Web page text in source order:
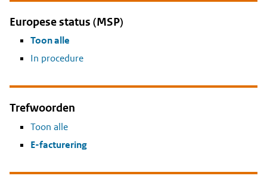
Europese status (MSP)
Toon alle
In procedure
Trefwoorden
Toon alle
E-facturering